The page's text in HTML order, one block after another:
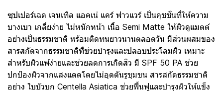
ซุปเปอร์เฉด เจนเทิล แอคเน่ แคร์ ฟาวแวร์ เป็นคุชชั่นที่ให้ความ
บางเบา เกลี่ยง่าย ไม่หนักหน้า เนื้อ Semi Matte ให้ผิวดูแมตต์
อย่างเป็นธรรมชาติ พร้อมติดทนยาวนานตลอดวัน มีส่วนผสมของ
สารสกัดจากธรรมชาติที่ช่วยบำรุงและปลอบประโลมผิว เหมาะ
สำหรับผิวแพ้ง่ายและช่วยลดการเกิดสิว มี SPF 50 PA ช่วย
ปกป้องผิวจากแสงแดดโดยไม่อุดตันรูขุมขน สารสกัดธรรมชาติ
อย่าง ใบบัวบก Centella Asiatica ช่วยฟื้นฟูและบำรุงผิวให้แข็ง